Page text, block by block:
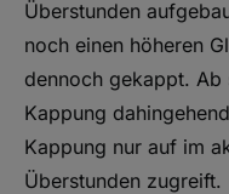
Überstunden
noch einen höheren
dennoch gekappt.
Kappung
Kappung nur auf im
Überstunden zugreift.